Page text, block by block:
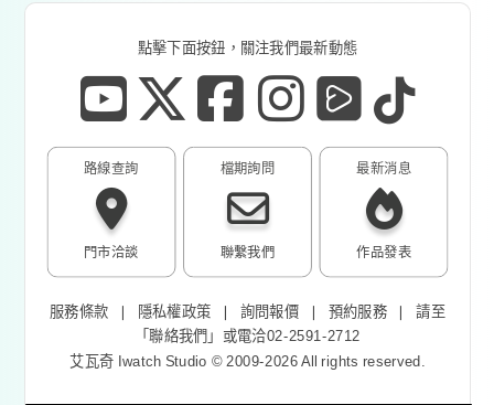
點擊下面按鈕，關注我們最新動態
路線查詢
門市洽談
最新消息
作品發表
檔期詢問
聯繫我們
服務條款 ❘ 隱私權政策 ❘詢問報價 ❘預約服務 ❘請至
「聯絡我們 」或電洽02-2591-2712
艾瓦奇 Iwatch Studio © 2009-2026 All rights reserved.